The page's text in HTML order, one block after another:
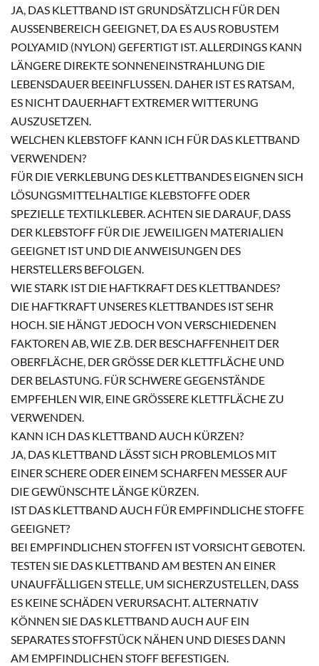
JA, DAS KLETTBAND IST GRUNDSÄTZLICH FÜR DEN
AUSSENBEREICH GEEIGNET, DA ES AUS ROBUSTEM P
OLYAMID (NYLON) GEFERTIGT IST. ALLERDINGS KANN L
ÄNGERE DIREKTE SONNENEINSTRAHLUNG DIE L
EBENSDAUER BEEINFLUSSEN. DAHER IST ES RATSAM, E
S NICHT DAUERHAFT EXTREMER WITTERUNG A
USZUSETZEN.
WELCHEN KLEBSTOFF KANN ICH FÜR DAS KLETTBAND
VERWENDEN?
FÜR DIE VERKLEBUNG DES KLETTBANDES EIGNEN SICH
LÖSUNGSMITTELHALTIGE KLEBSTOFFE ODER
SPEZIELLE TEXTILKLEBER. ACHTEN SIE DARAUF, DASS
DER KLEBSTOFF FÜR DIE JEWEILIGEN MATERIALIEN
GEEIGNET IST UND DIE ANWEISUNGEN DES
HERSTELLERS BEFOLGEN.
WIE STARK IST DIE HAFTKRAFT DES KLETTBANDES?
DIE HAFTKRAFT UNSERES KLETTBANDES IST SEHR
HOCH. SIE HÄNGT JEDOCH VON VERSCHIEDENEN
FAKTOREN AB, WIE Z.B. DER BESCHAFFENHEIT DER
OBERFLÄCHE, DER GRÖSSE DER KLETTFLÄCHE UND D
ER BELASTUNG. FÜR SCHWERE GEGENSTÄNDE E
MPFEHLEN WIR, EINE GRÖSSERE KLETTFLÄCHE ZU VE
RWENDEN.
KANN ICH DAS KLETTBAND AUCH KÜRZEN?
JA, DAS KLETTBAND LÄSST SICH PROBLEMLOS MIT
EINER SCHERE ODER EINEM SCHARFEN MESSER AUF
DIE GEWÜNSCHTE LÄNGE KÜRZEN.
IST DAS KLETTBAND AUCH FÜR EMPFINDLICHE STOFFE
GEEIGNET?
BEI EMPFINDLICHEN STOFFEN IST VORSICHT GEBOTEN.
TESTEN SIE DAS KLETTBAND AM BESTEN AN EINER
UNAUFFÄLLIGEN STELLE, UM SICHERZUSTELLEN, DASS
ES KEINE SCHÄDEN VERURSACHT. ALTERNATIV
KÖNNEN SIE DAS KLETTBAND AUCH AUF EIN
SEPARATES STOFFSTÜCK NÄHEN UND DIESES DANN
AM EMPFINDLICHEN STOFF BEFESTIGEN.